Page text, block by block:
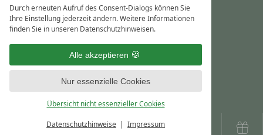
Durch erneuten Aufruf des Consent-Dialogs können Sie
Ihre Einstellung jederzeit ändern. Weitere Informationen
finden Sie in unseren Datenschutzhinweisen.
Alle akzeptieren
Nur essenzielle Cookies
Übersicht nicht essenzieller Cookies
Datenschutzhinweise Impressum
Datenschutz
Datenschutzeinstellungen